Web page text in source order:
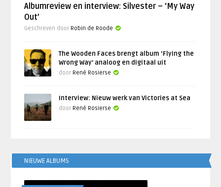
Albumreview en interview: Silvester – ‘My Way
Out’
Geschreven door Robin de Roode
The Wooden Faces brengt album ‘Flying the
Wrong Way’ analoog en digitaal uit
door René Rosierse
Interview: Nieuw werk van Victories at Sea
door René Rosierse
NIEUWE ALBUMS